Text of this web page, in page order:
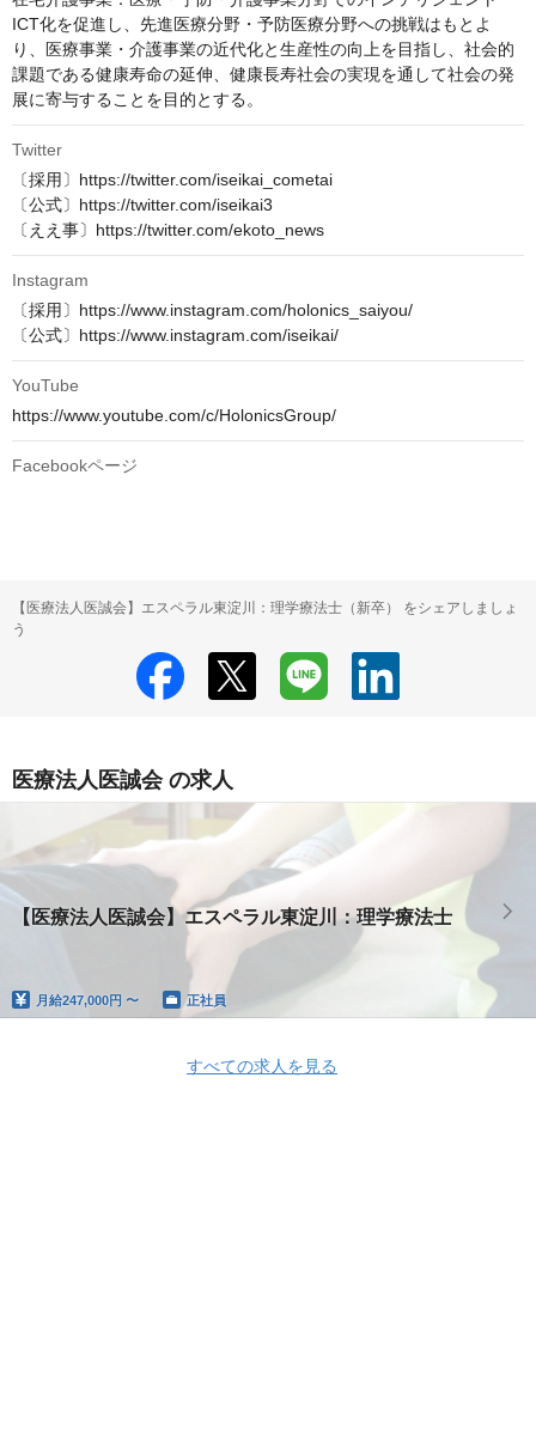
ICT化を促進し、先進医療分野・予防医療分野への挑戦はもとよ
り、医療事業・介護事業の近代化と生産性の向上を目指し、社会的
課題である健康寿命の延伸、健康長寿社会の実現を通して社会の発
展に寄与することを目的とする。
Twitter
〔採用〕https://twitter.com/iseikai_cometai
〔公式〕https://twitter.com/iseikai3
〔ええ事〕https://twitter.com/ekoto_news
Instagram
〔採用〕https://www.instagram.com/holonics_saiyou/
〔公式〕https://www.instagram.com/iseikai/
YouTube
https://www.youtube.com/c/HolonicsGroup/
Facebookページ
【医療法人医誠会】エスペラル東淀川：理学療法士（新卒） をシェアしましょ
う
医療法人医誠会 の求人
【医療法人医誠会】エスペラル東淀川：理学療法士
月給247,000円 〜 正社員
すべての求人を見る